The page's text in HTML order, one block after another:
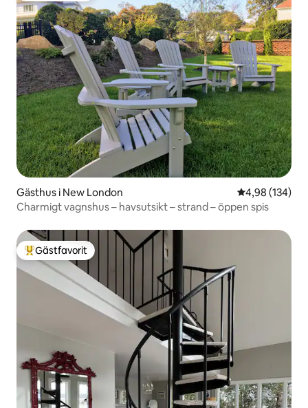
Gästhus i New London 4,98 av 5 i
4,98 (134)
Charmigt vagnshus – havsutsikt – strand – öppen spis
Populär gästfavorit
Gästfavorit